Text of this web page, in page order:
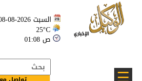
السبت 2026-08-08
25°C
01:08 ص
☰